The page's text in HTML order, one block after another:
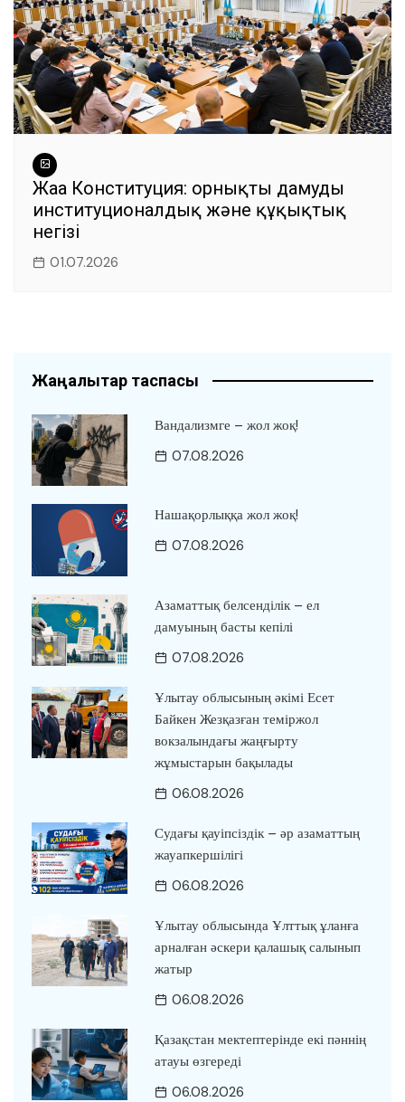
Жаңа Конституция: орнықты дамудың
институционалдық және құқықтық
негізі
01.07.2026
Жаңалықтар таспасы
Вандализмге – жол жоқ!
07.08.2026
Нашақорлыққа жол жоқ!
07.08.2026
Азаматтық белсенділік – ел
дамуының басты кепілі
07.08.2026
Ұлытау облысының әкімі Есет
Байкен Жезқазған теміржол
вокзалындағы жаңғырту
жұмыстарын бақылады
06.08.2026
Судағы қауіпсіздік – әр азаматтың
жауапкершілігі
06.08.2026
Ұлытау облысында Ұлттық ұланға
арналған әскери қалашық салынып
жатыр
06.08.2026
Қазақстан мектептерінде екі пәннің
атауы өзгереді
06.08.2026